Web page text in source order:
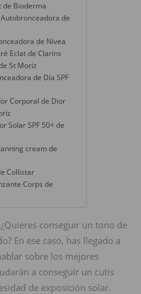
de Bioderma
de
de Nivea
Eclat de Clarins
St Moriz
de Día SPF
Corporal de Dior
Solar SPF 50+ de
cream de
Collistar
Corps de
conseguir un tono de
En ese caso, has llegado a
sobre los mejores
a conseguir un cutis
de exposición solar.